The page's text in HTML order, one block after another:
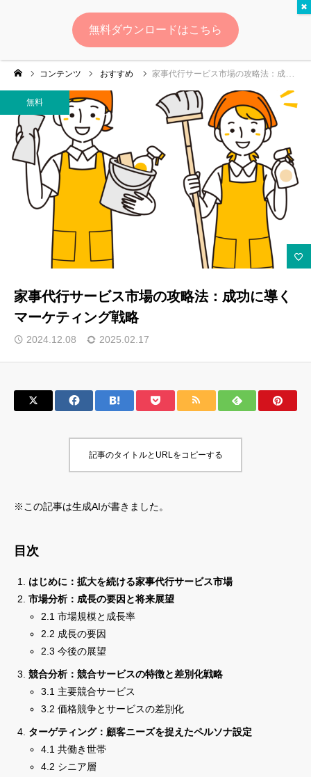
無料
コンテンツ おすすめ 家事代行サービス市場の攻略法：成功に導くマーケティング戦略
無料
家事代行サービス市場の攻略法：成功に導く
マーケティング戦略
2024.12.08 2025.02.17
記事のタイトルとURLをコピーする
※この記事は生成AIが書きました。
目次
はじめに：拡大を続ける家事代行サービス市場
市場分析：成長の要因と将来展望
2.1 市場規模と成長率
2.2 成長の要因
2.3 今後の展望
競合分析：競合サービスの特徴と差別化戦略
3.1 主要競合サービス
3.2 価格競争とサービスの差別化
ターゲティング：顧客ニーズを捉えたペルソナ設定
4.1 共働き世帯
4.2 シニア層
ログイン 会員登録
ゆいマーケとは？
実績・お客様の声
無料診断
イベント・セミナー情報
コンテンツ
LINEお友達登録
スポンサー登録
サロン会員登録
ログイン
利用規約
運営会社
無料ダウンロードはこちら